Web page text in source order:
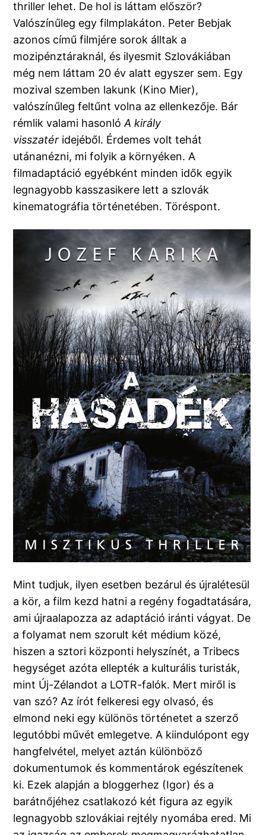
thriller lehet. De hol is láttam először?
Valószínűleg egy filmplakáton. Peter Bebjak
azonos című filmjére sorok álltak a
mozipénztáraknál, és ilyesmit Szlovákiában
még nem láttam 20 év alatt egyszer sem. Egy
mozival szemben lakunk (Kino Mier),
valószínűleg feltűnt volna az ellenkezője. Bár
rémlik valami hasonlóA király
visszatér idejéből. Érdemes volt tehát
utánanézni, mi folyik a környéken. A
filmadaptáció egyébként minden idők egyik
legnagyobb kasszasikere lett a szlovák
kinematográfia történetében. Töréspont.
Mint tudjuk, ilyen esetben bezárul és újralétesül
a kör, a film kezd hatni a regény fogadtatására,
ami újraalapozza az adaptáció iránti vágyat. De
a folyamat nem szorult két médium közé,
hiszen a sztori központi helyszínét, a Tribecs
hegységet azóta ellepték a kulturális turisták,
mint Új-Zélandot a LOTR-falók. Mert miről is
van szó? Az írót felkeresi egy olvasó, és
elmond neki egy különös történetet a szerző
legutóbbi művét emlegetve. A kiindulópont egy
hangfelvétel, melyet aztán különböző
dokumentumok és kommentárok egészítenek
ki. Ezek alapján a bloggerhez (Igor) és a
barátnőjéhez csatlakozó két figura az egyik
legnagyobb szlovákiai rejtély nyomába ered. Mi